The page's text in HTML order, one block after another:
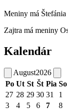
Meniny má Štefánia
Zajtra má meniny
Kalendár
August2026
Po Ut St Št Pia So
27 28 29 30 31 1
3
4 5 6 7 8